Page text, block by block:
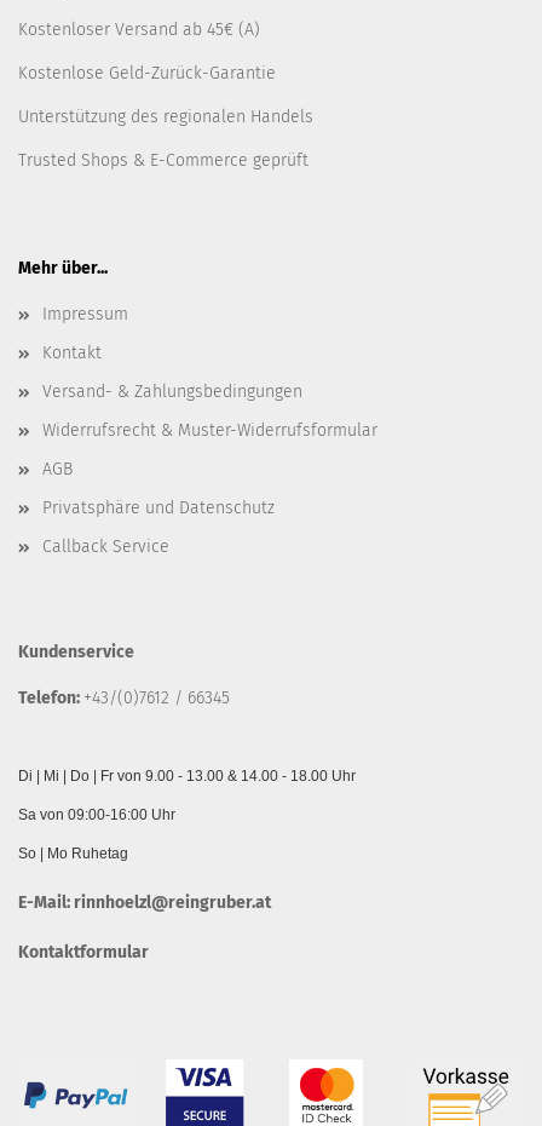
Kostenloser Versand ab 45€ (A)
Kostenlose Geld-Zurück-Garantie
Unterstützung des regionalen Handels
Trusted Shops & E-Commerce geprüft
Mehr über...
Impressum
Kontakt
Versand- & Zahlungsbedingungen
Widerrufsrecht & Muster-Widerrufsformular
AGB
Privatsphäre und Datenschutz
Callback Service
Kundenservice
Telefon: +43/(0)7612 / 66345
Di | Mi | Do | Fr von 9.00 - 13.00 & 14.00 - 18.00 Uhr
Sa von 09:00-16:00 Uhr
So | Mo Ruhetag
E-Mail: rinnhoelzl@reingruber.at
Kontaktformular